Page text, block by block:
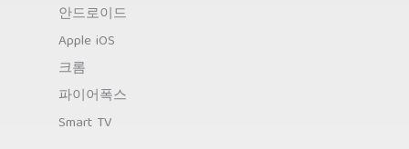
안드로이드
Apple iOS
크롬
파이어폭스
Smart TV